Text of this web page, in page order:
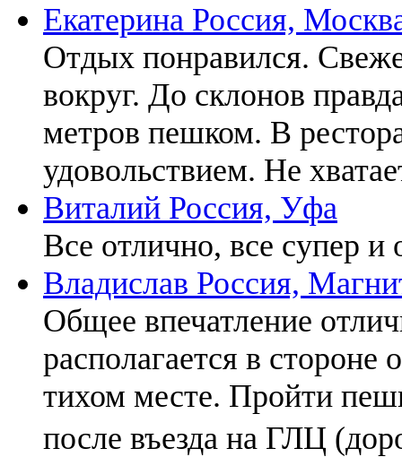
Екатерина Россия,
Отдых понравился.
вокруг. До склонов
метров пешком. В
удовольствием. Не
Виталий Россия, Уфа
Все отлично, все супер
Владислав Россия,
Общее впечатление
располагается в стороне
тихом месте. Пройти
после въезда на ГЛЦ